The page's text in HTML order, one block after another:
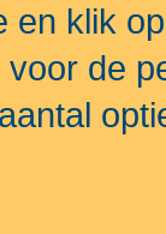
en klik
de